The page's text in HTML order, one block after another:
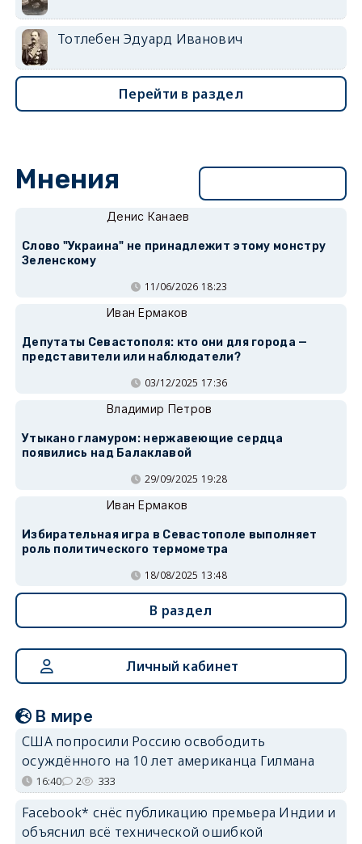
Тотлебен Эдуард Иванович
Перейти в раздел
Мнения
Денис Канаев
Слово "Украина" не принадлежит этому монстру
Зеленскому
11/06/2026 18:23
Иван Ермаков
Депутаты Севастополя: кто они для города —
представители или наблюдатели?
03/12/2025 17:36
Владимир Петров
Утыкано гламуром: нержавеющие сердца
появились над Балаклавой
29/09/2025 19:28
Иван Ермаков
Избирательная игра в Севастополе выполняет
роль политического термометра
18/08/2025 13:48
В раздел
Личный кабинет
В мире
США попросили Россию освободить
осуждённого на 10 лет американца Гилмана
16:40 2 333
Facebook* снёс публикацию премьера Индии и
объяснил всё технической ошибкой